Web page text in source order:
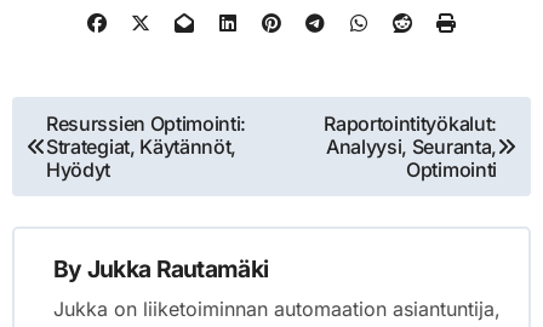
Post
navigation
Resurssien Optimointi:
Strategiat, Käytännöt,
Hyödyt
Raportointityökalut:
Analyysi, Seuranta,
Optimointi
By Jukka Rautamäki
Jukka on liiketoiminnan automaation asiantuntija,